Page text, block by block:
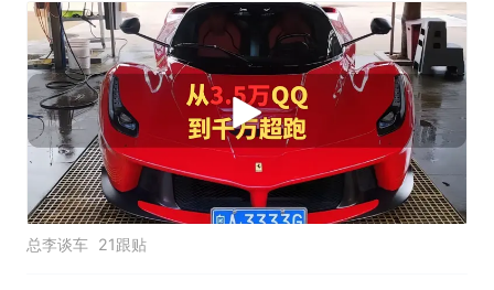
总李谈车 21跟贴